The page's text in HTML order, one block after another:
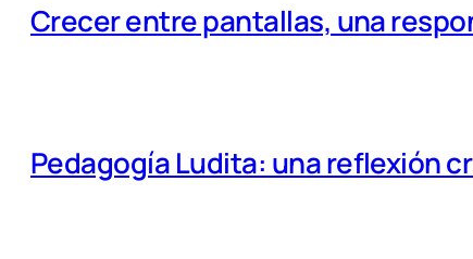
Crecer entre pantallas, una
Pedagogía Ludita: una reflexión